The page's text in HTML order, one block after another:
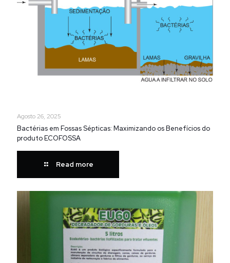
Agosto 26, 2025
Bactérias em Fossas Sépticas: Maximizando os Benefícios do
produto ECOFOSSA
Read more